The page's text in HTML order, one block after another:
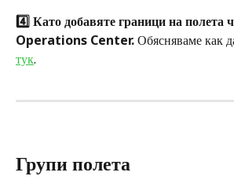
4️⃣ Като добавяте граници на полета
Operations Center. Обясняваме как
тук.
Групи полета